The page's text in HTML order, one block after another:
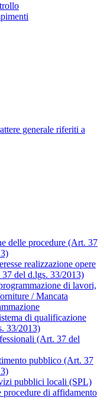
generale riferiti a
delle procedure (Art. 37
realizzazione opere
del d.lgs. 33/2013)
di lavori,
/ Mancata
di qualificazione
33/2013)
(Art. 37 del
pubblico (Art. 37
pubblici locali (SPL)
di affidamento